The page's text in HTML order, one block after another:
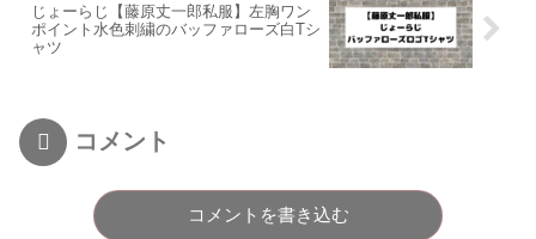
じょーらじ【藤原丈一郎私服】左胸ワン
ポイント水色刺繍のバッファローズ白Tシ
ャツ
コメント
コメントを書き込む